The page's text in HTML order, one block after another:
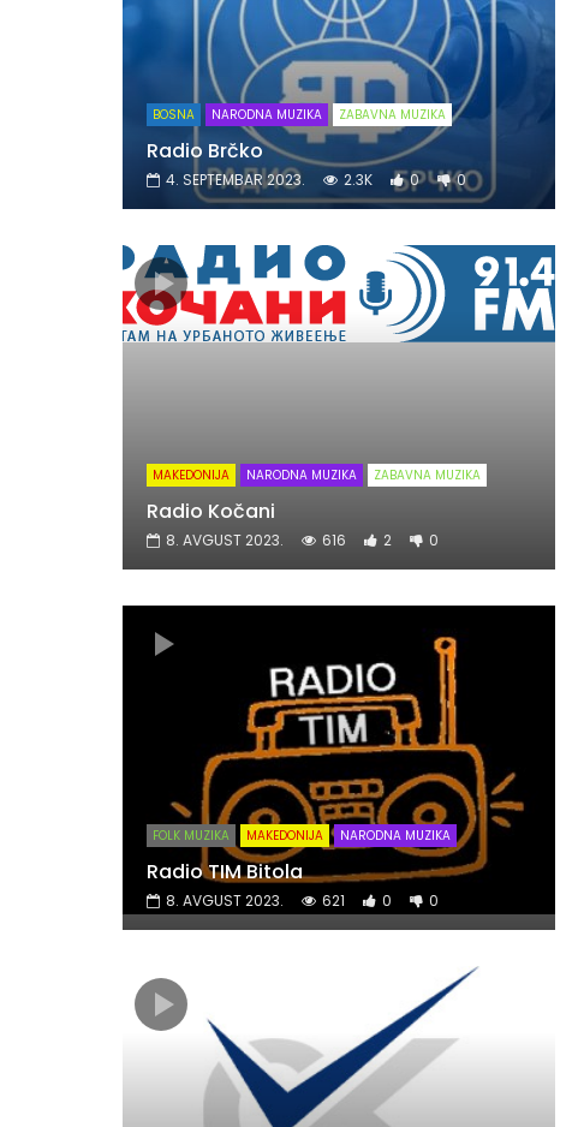
BOSNA NARODNA MUZIKA ZABAVNA MUZIKA
Radio Brčko
4. SEPTEMBAR 2023. 2.3K 0 0
MAKEDONIJA NARODNA MUZIKA ZABAVNA MUZIKA
Radio Kočani
8. AVGUST 2023. 616 2 0
FOLK MUZIKA MAKEDONIJA NARODNA MUZIKA
Radio TIM Bitola
8. AVGUST 2023. 621 0 0